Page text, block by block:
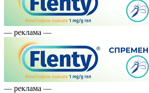
— реклама —
— реклама —